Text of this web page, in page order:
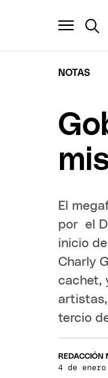
NOTAS
El
por el
inicio
Charly
cachet,
tercio
REDACCIÓN
4 de